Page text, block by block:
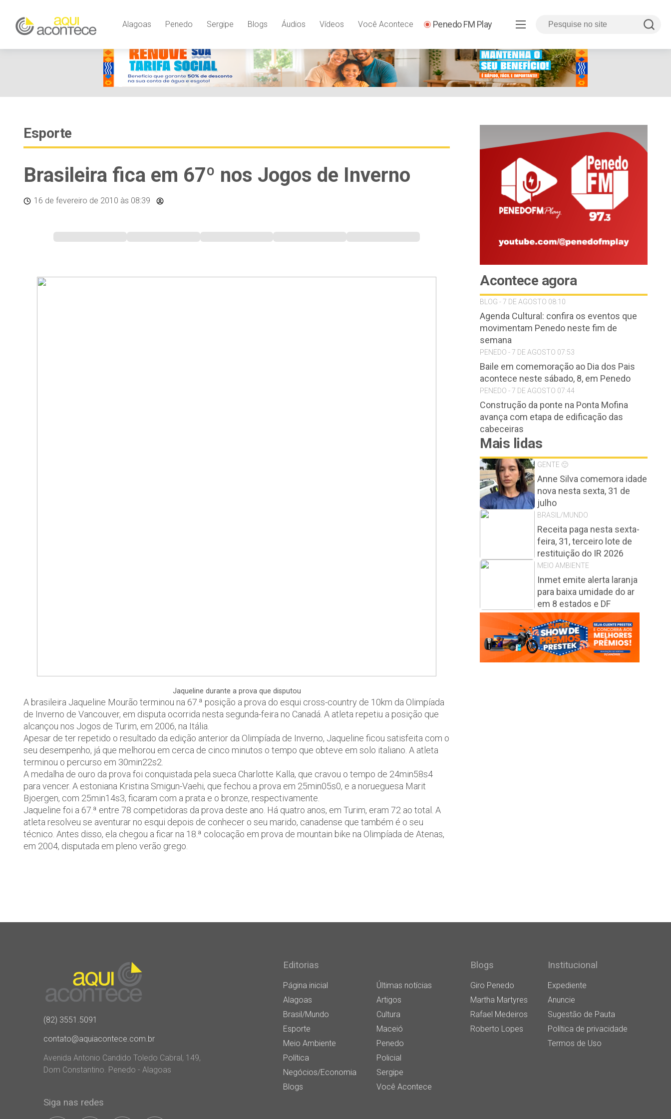
Alagoas Penedo Sergipe Blogs Áudios Vídeos Você Acontece Penedo FM Play
Esporte
Brasileira fica em 67º nos Jogos de Inverno
16 de fevereiro de 2010 às 08:39
Jaqueline durante a prova que disputou
A brasileira Jaqueline Mourão terminou na 67.ª posição a prova do esqui cross-country de 10km da Olimpíada
de Inverno de Vancouver, em disputa ocorrida nesta segunda-feira no Canadá. A atleta repetiu a posição que
alcançou nos Jogos de Turim, em 2006, na Itália.
Apesar de ter repetido o resultado da edição anterior da Olimpíada de Inverno, Jaqueline ficou satisfeita com o
seu desempenho, já que melhorou em cerca de cinco minutos o tempo que obteve em solo italiano. A atleta
terminou o percurso em 30min22s2.
A medalha de ouro da prova foi conquistada pela sueca Charlotte Kalla, que cravou o tempo de 24min58s4
para vencer. A estoniana Kristina Smigun-Vaehi, que fechou a prova em 25min05s0, e a norueguesa Marit
Bjoergen, com 25min14s3, ficaram com a prata e o bronze, respectivamente.
Jaqueline foi a 67.ª entre 78 competidoras da prova deste ano. Há quatro anos, em Turim, eram 72 ao total. A
atleta resolveu se aventurar no esqui depois de conhecer o seu marido, canadense que também é o seu
técnico. Antes disso, ela chegou a ficar na 18.ª colocação em prova de mountain bike na Olimpíada de Atenas,
em 2004, disputada em pleno verão grego.
Acontece agora
BLOG - 7 DE AGOSTO 08:10
Agenda Cultural: confira os eventos que
movimentam Penedo neste fim de
semana
PENEDO - 7 DE AGOSTO 07:53
Baile em comemoração ao Dia dos Pais
acontece neste sábado, 8, em Penedo
PENEDO - 7 DE AGOSTO 07:44
Construção da ponte na Ponta Mofina
avança com etapa de edificação das
cabeceiras
Mais lidas
GENTE 🙂
Anne Silva comemora idade
nova nesta sexta, 31 de
julho
BRASIL/MUNDO
Receita paga nesta sexta-
feira, 31, terceiro lote de
restituição do IR 2026
MEIO AMBIENTE
Inmet emite alerta laranja
para baixa umidade do ar
em 8 estados e DF
(82) 3551.5091
contato@aquiacontece.com.br
Avenida Antonio Candido Toledo Cabral, 149,
Dom Constantino. Penedo - Alagoas
Siga nas redes
Editorias
Página inicial
Últimas notícias
Alagoas
Artigos
Brasil/Mundo
Cultura
Esporte
Maceió
Meio Ambiente
Penedo
Política
Policial
Negócios/Economia
Sergipe
Blogs
Você Acontece
Blogs
Giro Penedo
Martha Martyres
Rafael Medeiros
Roberto Lopes
Institucional
Expediente
Anuncie
Sugestão de Pauta
Política de privacidade
Termos de Uso